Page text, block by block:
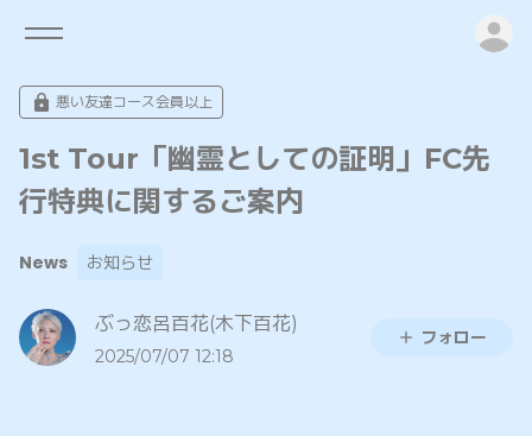
悪い友達コース会員以上
1st Tour「幽霊としての証明」FC先
行特典に関するご案内
News お知らせ
ぶっ恋呂百花(木下百花)
2025/07/07 12:18
フォロー